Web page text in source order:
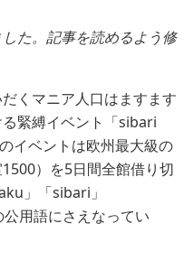
た。記事を読めるよう修
くマニア人口はますます
緊縛イベント「sibari
イベントは欧州最大級の
）を5日間全館借り切
」「sibari」
用語にさえなってい